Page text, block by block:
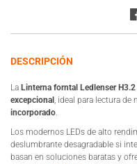
DESCRIPCIÓN
La Linterna forntal Ledlenser H3.2
excepcional , ideal para lectura de
incorporado.
Los modernos LEDs de alto
deslumbrante desagradable si
basan en soluciones baratas y